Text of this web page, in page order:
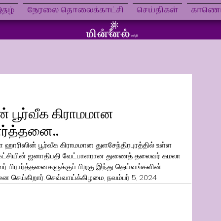
நேரலை தொலைக்காட்சி செய்திகள்
பூர்வீக கிராமமான
பூர்வீக கிராமமான துளசேந்திரபுரத்தில் உள்ள
ஜனாதிபதி வேட்பாளரான துணைத் தலைவர் கமலா
பிரார்த்தனைகளுக்குப் பிறகு இந்து தெய்வங்களின்
செய்கிறார். செவ்வாய்க்கிழமை, நவம்பர் 5, 2024